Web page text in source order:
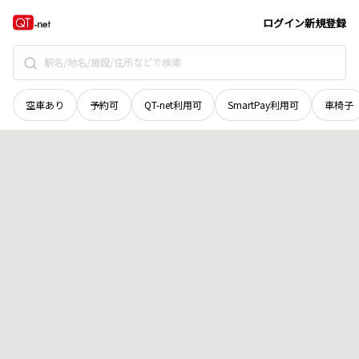
ログイン新規登録
空車あり 予約可 QT-net利用可 SmartPay利用可 車椅子
広島県